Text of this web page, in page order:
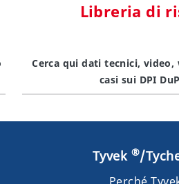
Libreria di
Cerca qui dati tecnici,
casi sui DPI
Tyvek ®/